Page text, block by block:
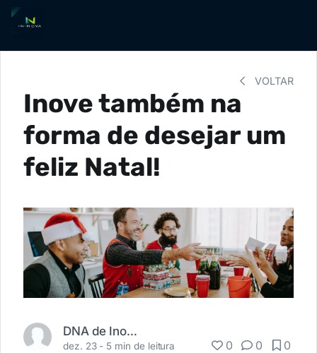
VOLTAR
Inove também na
forma de desejar um
feliz Natal!
DNA de Inovação
dez. 23 - 5 min de leitura 0 0 0